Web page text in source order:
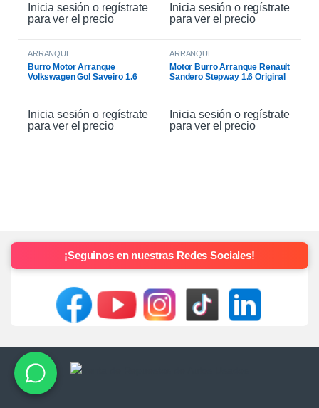
Inicia sesión o regístrate
para ver el precio
Inicia sesión o regístrate
para ver el precio
ARRANQUE
Burro Motor Arranque
Volkswagen Gol Saveiro 1.6
Inicia sesión o regístrate
para ver el precio
ARRANQUE
Motor Burro Arranque Renault
Sandero Stepway 1.6 Original
Inicia sesión o regístrate
para ver el precio
¡Seguinos en nuestras Redes Sociales!